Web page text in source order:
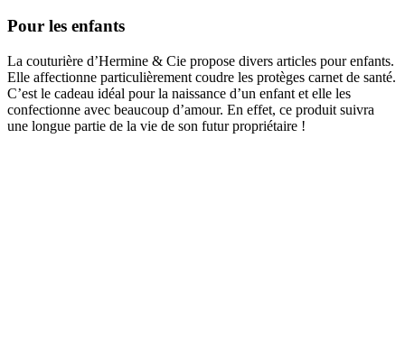
Pour les enfants
La couturière d’Hermine & Cie propose divers articles pour enfants.
Elle affectionne particulièrement coudre les protèges carnet de santé.
C’est le cadeau idéal pour la naissance d’un enfant et elle les
confectionne avec beaucoup d’amour. En effet, ce produit suivra
une longue partie de la vie de son futur propriétaire !